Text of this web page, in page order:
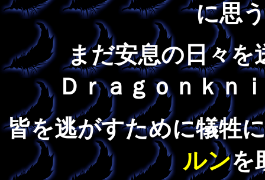
に思
まだ安息の日々を
Ｄｒａｇｏｎｋｎ
皆を逃がすために犠牲
ルンを